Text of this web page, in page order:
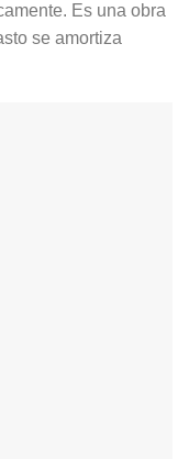
Es una obra
se amortiza